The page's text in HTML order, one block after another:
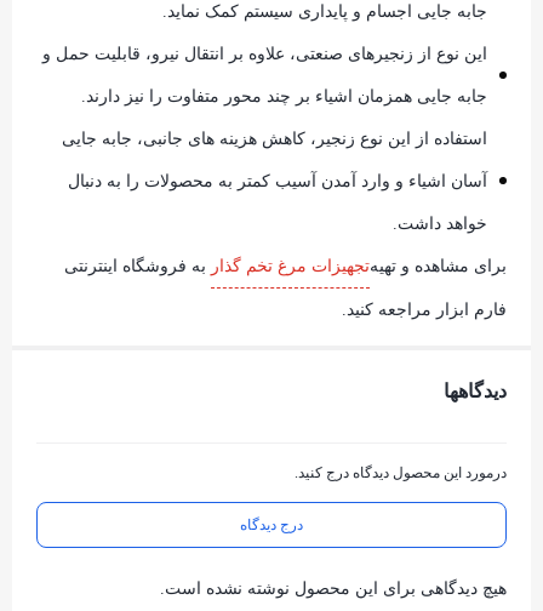
جابه جایی اجسام و پایداری سیستم کمک نماید.
این نوع از زنجیرهای صنعتی، علاوه بر انتقال نیرو، قابلیت حمل و
جابه جایی همزمان اشیاء بر چند محور متفاوت را نیز دارند.
استفاده از این نوع زنجیر، کاهش هزینه های جانبی، جابه جایی
آسان اشیاء و وارد آمدن آسیب کمتر به محصولات را به دنبال
خواهد داشت.
برای مشاهده و تهیهتجهیزات مرغ تخم گذار به فروشگاه اینترنتی
فارم ابزار مراجعه کنید.
دیدگاهها
درمورد این محصول دیدگاه درج کنید.
درج دیدگاه
هیچ دیدگاهی برای این محصول نوشته نشده است.